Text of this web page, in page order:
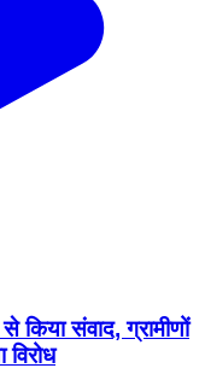
किया संवाद, ग्रामीणों